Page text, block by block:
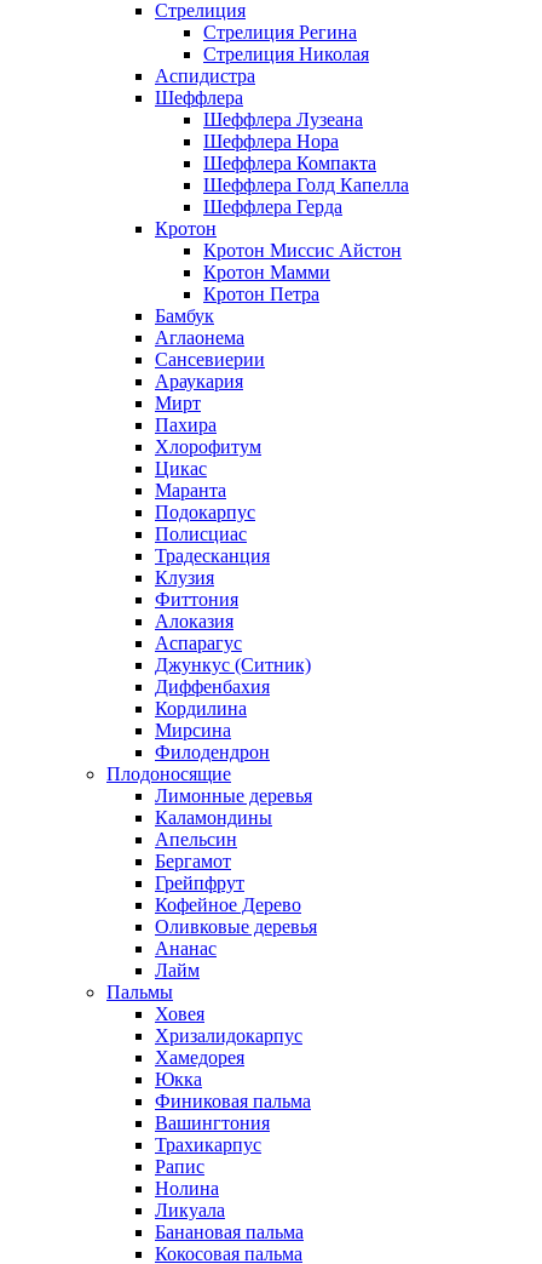
Стрелиция
Стрелиция Регина
Стрелиция Николая
Аспидистра
Шеффлера
Шеффлера Лузеана
Шеффлера Нора
Шеффлера Компакта
Шеффлера Голд Капелла
Шеффлера Герда
Кротон
Кротон Миссис Айстон
Кротон Мамми
Кротон Петра
Бамбук
Аглаонема
Сансевиерии
Араукария
Мирт
Пахира
Хлорофитум
Цикас
Маранта
Подокарпус
Полисциас
Традесканция
Клузия
Фиттония
Алоказия
Аспарагус
Джункус (Ситник)
Диффенбахия
Кордилина
Мирсина
Филодендрон
Плодоносящие
Лимонные деревья
Каламондины
Апельсин
Бергамот
Грейпфрут
Кофейное Дерево
Оливковые деревья
Ананас
Лайм
Пальмы
Ховея
Хризалидокарпус
Хамедорея
Юкка
Финиковая пальма
Вашингтония
Трахикарпус
Рапис
Нолина
Ликуала
Банановая пальма
Кокосовая пальма